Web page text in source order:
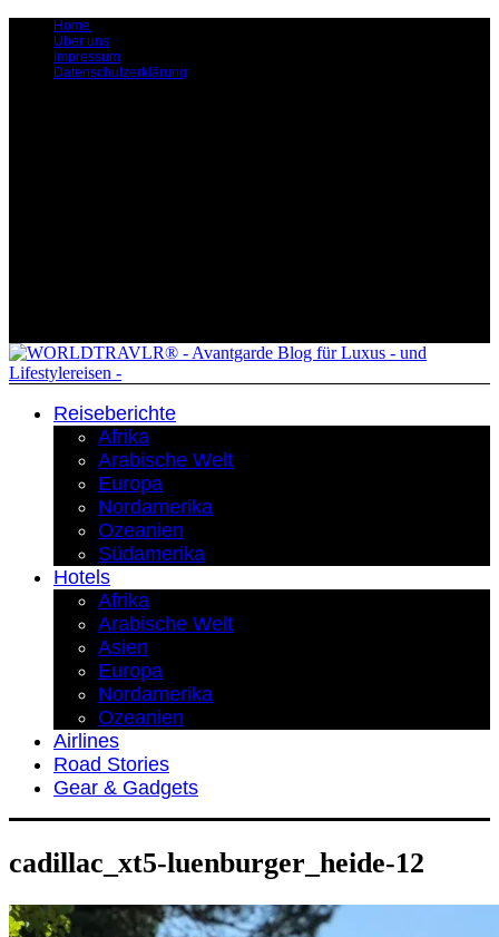
Home
Über uns
Impressum
Datenschutzerklärung
Reiseberichte
Afrika
Arabische Welt
Europa
Nordamerika
Ozeanien
Südamerika
Hotels
Afrika
Arabische Welt
Asien
Europa
Nordamerika
Ozeanien
Airlines
Road Stories
Gear & Gadgets
cadillac_xt5-luenburger_heide-12